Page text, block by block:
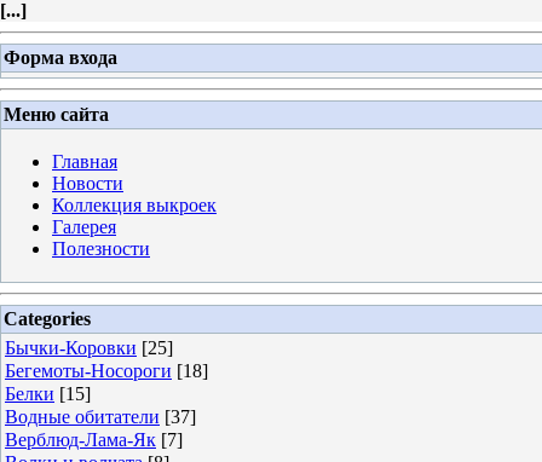
[...]
Форма входа
Меню сайта
Главная
Новости
Коллекция выкроек
Галерея
Полезности
Categories
Бычки-Коровки [25]
Бегемоты-Носороги [18]
Белки [15]
Водные обитатели [37]
Верблюд-Лама-Як [7]